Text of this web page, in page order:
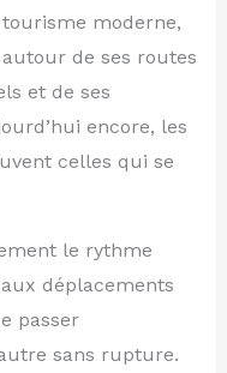
tourisme moderne,
autour de ses routes
et de ses
encore, les
celles qui se
le rythme
déplacements
passer
sans rupture.